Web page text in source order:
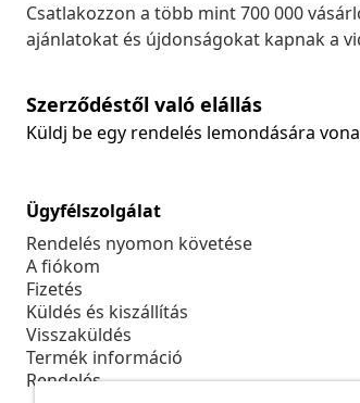
Csatlakozzon a több mint 700 000
ajánlatokat és újdonságokat kapnak a
Szerződéstől való elállás
Küldj be egy rendelés lemondására
Ügyfélszolgálat
Rendelés nyomon követése
A fiókom
Fizetés
Küldés és kiszállítás
Visszaküldés
Termék információ
Rendelés